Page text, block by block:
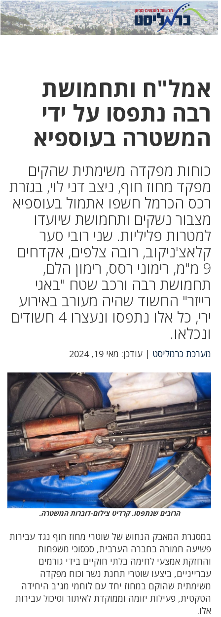
לחץ
כאן
לחץ
כדי
אמל"ח ותחמושת
רבה נתפסו על ידי
המשטרה בעוספיא
כוחות מפקדה משימתית שהקים
מפקד מחוז חוף, ניצב דני לוי, בגזרת
רכס הכרמל חשפו אתמול בעוספיא
מצבור נשקים ותחמושת שיועדו
למטרות פליליות. שני רובי סער
קלאצ'ניקוב, רובה צלפים, אקדחים
9 מ"מ, רימוני רסס, רימון הלם,
תחמושת רבה ורכב שטח "באגי
רייזר" החשוד שהיה מעורב באירוע
ירי, כל אלו נתפסו ונעצרו 4 חשודים
ונכלאו.
מערכת כרמליסט | עודכן: מאי 19, 2024
הרובים שנתפסו. קרדיט צילום-דוברות המשטרה.
במסגרת המאבק הנחוש של שוטרי מחוז חוף נגד עבירות
פשיעה חמורה בחברה הערבית, סכסוכי משפחות
והחזקת אמצעי לחימה בלתי חוקיים בידי גורמים
עברייניים, ביצעו שוטרי תחנת נשר וכוח מפקדה
משימתית שהוקם במחוז יחד עם לוחמי מג"ב היחידה
הטקטית, פעילות יזומה וממוקדת לאיתור וסיכול עבירות
אלו.